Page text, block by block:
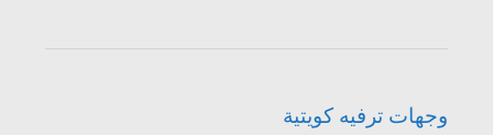
وجهات ترفيه كويتية